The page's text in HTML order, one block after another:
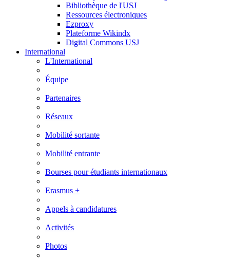
Bibliothèque de l'USJ
Ressources électroniques
Ezproxy
Plateforme Wikindx
Digital Commons USJ
International
L'International
Équipe
Partenaires
Réseaux
Mobilité sortante
Mobilité entrante
Bourses pour étudiants internationaux
Erasmus +
Appels à candidatures
Activités
Photos